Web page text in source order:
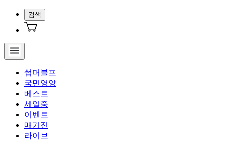
검색
썸머블프
국민영양
베스트
세일중
이벤트
매거진
라이브